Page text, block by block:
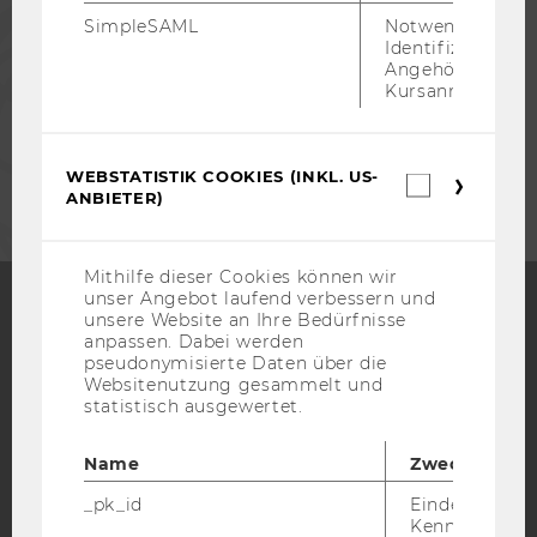
PRESSE
FacebookInstagram
Bluesky
SimpleSAML
Notwendig zur
Identifizierung
Angehörige/r für
Kursanmeldung.
WEBSTATISTIK COOKIES (INKL. US-
ANBIETER)
Mithilfe dieser Cookies können wir
unser Angebot laufend verbessern und
unsere Website an Ihre Bedürfnisse
anpassen. Dabei werden
pseudonymisierte Daten über die
Websitenutzung gesammelt und
statistisch ausgewertet.
Name
Zweck
_pk_id
Eindeutige